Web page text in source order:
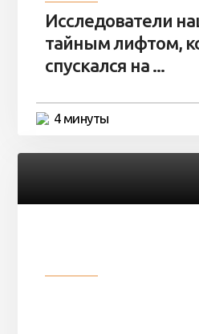
Исследователи
тайным лифтом,
спускался на ...
4 минуты